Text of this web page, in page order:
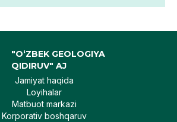
"O‘ZBEK GEOLOGIYA
QIDIRUV" AJ
Jamiyat haqida
Loyihalar
Matbuot markazi
Korporativ boshqaruv